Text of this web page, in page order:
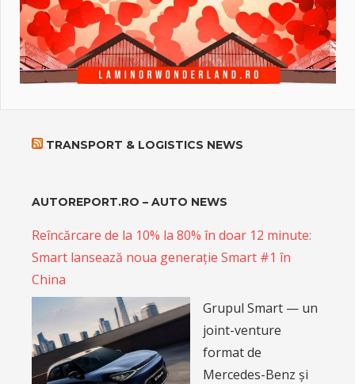
TRANSPORT & LOGISTICS NEWS
AUTOREPORT.RO – AUTO NEWS
Reîncărcare de la 10% la 80% în doar 12 minute:
Smart lansează noua generație Smart #1 în
China
Grupul Smart — un
joint-venture
format de
Mercedes-Benz și